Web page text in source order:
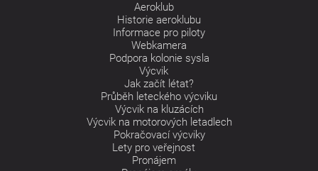
Aeroklub
Historie aeroklubu
Informace pro piloty
Webkamera
Podpora kolonie sysla
Výcvik
Jak začít létat?
Průběh leteckého výcviku
Výcvik na kluzácích
Výcvik na motorových letadlech
Pokračovací výcviky
Lety pro veřejnost
Pronájem